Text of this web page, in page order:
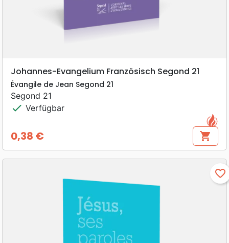
Johannes-Evangelium Französisch Segond 21
Évangile de Jean Segond 21
Segond 21
check Verfügbar
Preis
0,38 € shopping_cart
favorite_border